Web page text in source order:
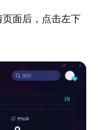
面后，点击左下